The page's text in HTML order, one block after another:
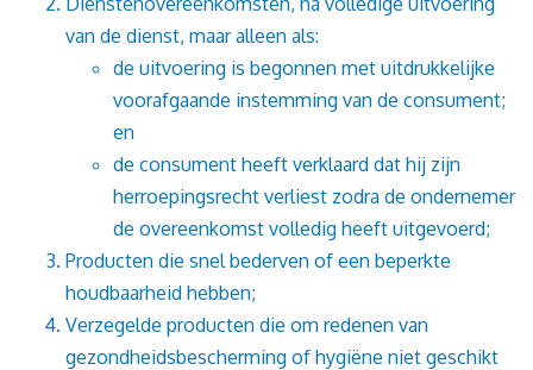
van de dienst, maar alleen als:
de uitvoering is begonnen met uitdrukkelijke
voorafgaande instemming van de consument;
en
de consument heeft verklaard dat hij zijn
herroepingsrecht verliest zodra de ondernemer
de overeenkomst volledig heeft uitgevoerd;
Producten die snel bederven of een beperkte
houdbaarheid hebben;
Verzegelde producten die om redenen van
gezondheidsbescherming of hygiëne niet geschikt